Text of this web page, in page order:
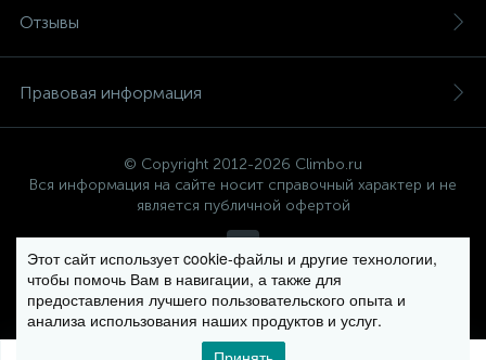
Отзывы
Правовая информация
© Copyright 2012-2026 Climbo.ru
Вся информация на сайте носит справочный характер и не
является публичной офертой
Политика компании в отношении обработки персональных
данных
Этот сайт использует cookie-файлы и другие технологии,
чтобы помочь Вам в навигации, а также для
предоставления лучшего пользовательского опыта и
анализа использования наших продуктов и услуг.